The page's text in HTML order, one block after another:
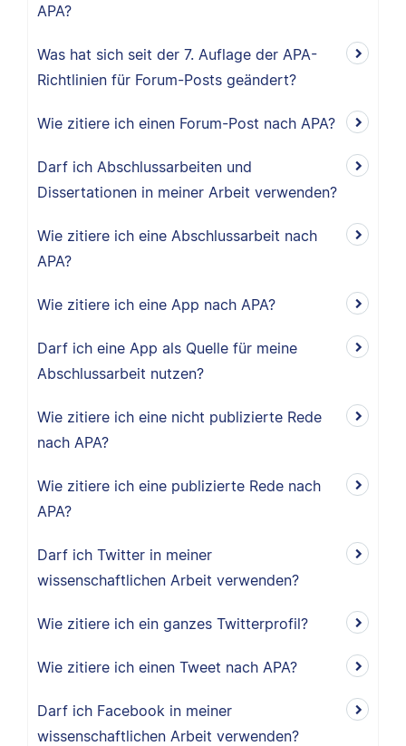
APA?
Was hat sich seit der 7. Auflage der APA-
Richtlinien für Forum-Posts geändert?
Wie zitiere ich einen Forum-Post nach APA?
Darf ich Abschlussarbeiten und
Dissertationen in meiner Arbeit verwenden?
Wie zitiere ich eine Abschlussarbeit nach
APA?
Wie zitiere ich eine App nach APA?
Darf ich eine App als Quelle für meine
Abschlussarbeit nutzen?
Wie zitiere ich eine nicht publizierte Rede
nach APA?
Wie zitiere ich eine publizierte Rede nach
APA?
Darf ich Twitter in meiner
wissenschaftlichen Arbeit verwenden?
Wie zitiere ich ein ganzes Twitterprofil?
Wie zitiere ich einen Tweet nach APA?
Darf ich Facebook in meiner
wissenschaftlichen Arbeit verwenden?